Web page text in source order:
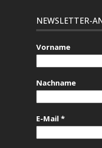
NEWSLETTER-
Vorname
Nachname
E-Mail *